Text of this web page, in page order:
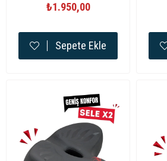
₺1.950,00
Sepete Ekle